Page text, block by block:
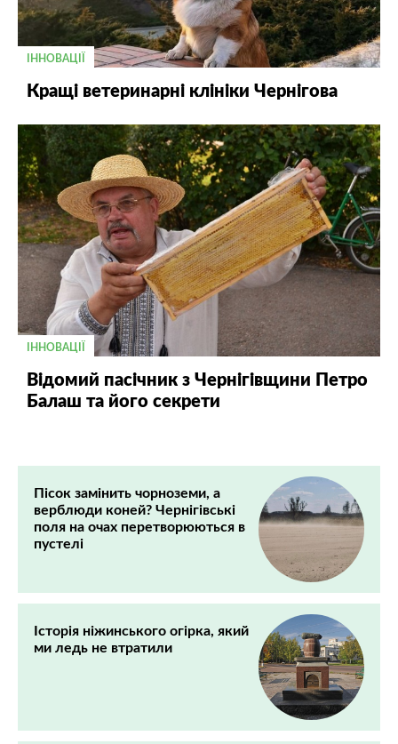
ІННОВАЦІЇ
Кращі ветеринарні клініки Чернігова
ІННОВАЦІЇ
Відомий пасічник з Чернігівщини Петро
Балаш та його секрети
Пісок замінить чорноземи, а
верблюди коней? Чернігівські
поля на очах перетворюються в
пустелі
Історія ніжинського огірка, який
ми ледь не втратили